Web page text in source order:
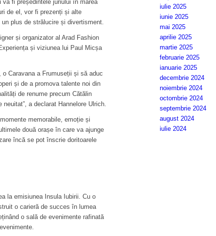
va fi președintele juriului în marea
de el, vor fi prezenți și alte
plus de strălucire și divertisment.
și organizator al Arad Fashion
și viziunea lui Paul Micșa
Caravana a Frumuseții și să aduc
și de a promova talente noi din
de renume precum Cătălin
a declarat Hannelore Ulrich.
memorabile, emoție și
două orașe în care va ajunge
încă se pot înscrie doritoarele
la emisiunea Insula Iubirii. Cu o
o carieră de succes în lumea
o sală de evenimente rafinată
iulie 2025
iunie 2025
mai 2025
aprilie 2025
martie 2025
februarie 2025
ianuarie 2025
decembrie 2024
noiembrie 2024
octombrie 2024
septembrie 2024
august 2024
iulie 2024